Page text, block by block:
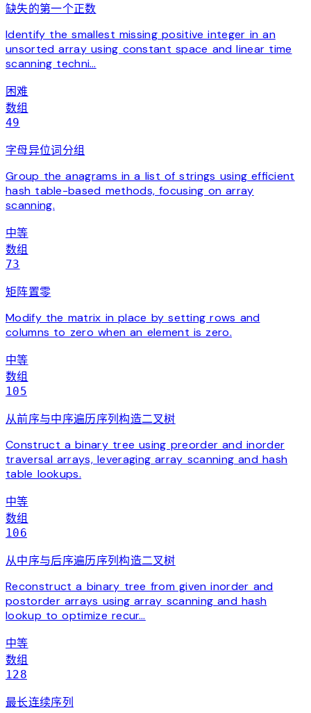
缺失的第一个正数
Identify the smallest missing positive integer in an
unsorted array using constant space and linear time
scanning techni…
困难
数组
49
字母异位词分组
Group the anagrams in a list of strings using efficient
hash table-based methods, focusing on array
scanning.
中等
数组
73
矩阵置零
Modify the matrix in place by setting rows and
columns to zero when an element is zero.
中等
数组
105
从前序与中序遍历序列构造二叉树
Construct a binary tree using preorder and inorder
traversal arrays, leveraging array scanning and hash
table lookups.
中等
数组
106
从中序与后序遍历序列构造二叉树
Reconstruct a binary tree from given inorder and
postorder arrays using array scanning and hash
lookup to optimize recur…
中等
数组
128
最长连续序列